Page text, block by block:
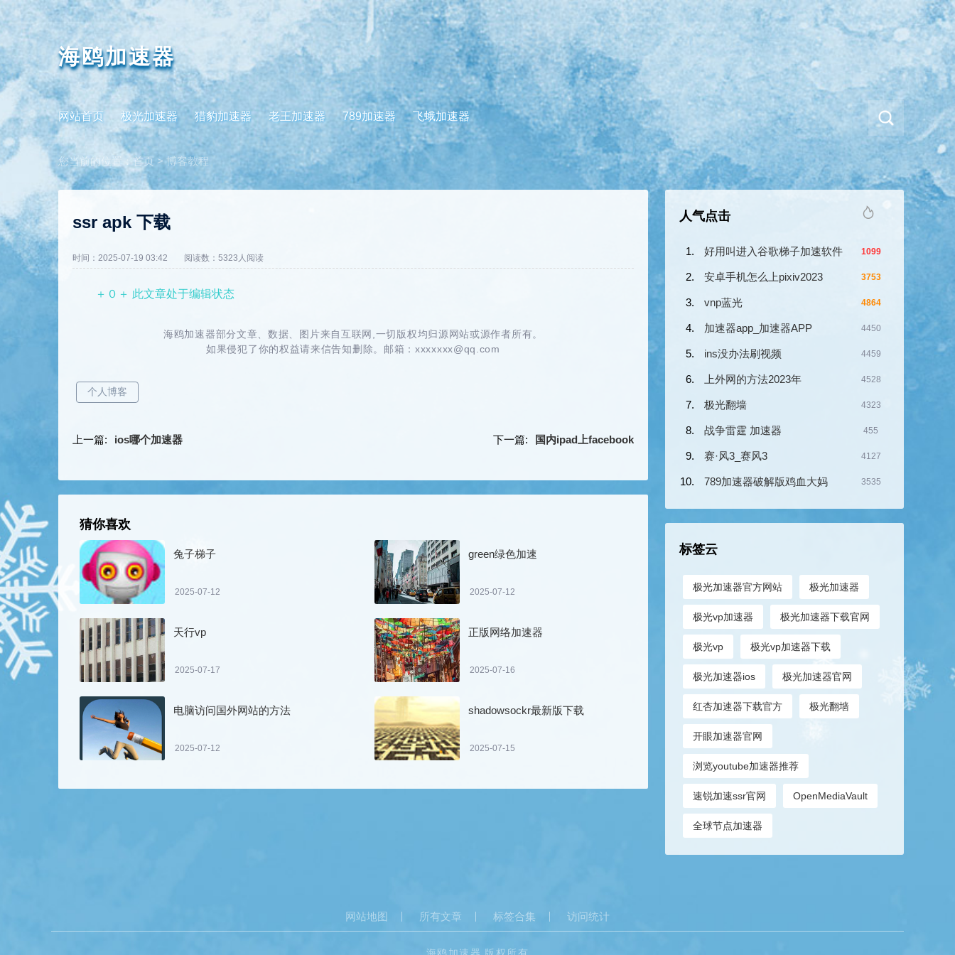
海鸥加速器
网站首页 极光加速器 猎豹加速器 老王加速器 789加速器 飞蛾加速器
您当前的位置： 首页 > 博客教程
ssr apk 下载
时间：2025-07-19 03:42 阅读数：5323人阅读
＋０＋ 此文章处于编辑状态
海鸥加速器部分文章、数据、图片来自互联网,一切版权均归源网站或源作者所有。
如果侵犯了你的权益请来信告知删除。邮箱：xxxxxxx@qq.com
个人博客
上一篇: ios哪个加速器 下一篇: 国内ipad上facebook
猜你喜欢
兔子梯子
2025-07-12
green绿色加速
2025-07-12
天行vp
2025-07-17
正版网络加速器
2025-07-16
电脑访问国外网站的方法
2025-07-12
shadowsockr最新版下载
2025-07-15
人气点击
好用叫进入谷歌梯子加速软件 1099
安卓手机怎么上pixiv2023 3753
vnp蓝光 4864
加速器app_加速器APP 4450
ins没办法刷视频 4459
上外网的方法2023年 4528
极光翻墙 4323
战争雷霆 加速器 455
赛·风3_赛风3 4127
789加速器破解版鸡血大妈 3535
标签云
极光加速器官方网站 极光加速器
极光vp加速器 极光加速器下载官网
极光vp 极光vp加速器下载
极光加速器ios 极光加速器官网
红杏加速器下载官方 极光翻墙
开眼加速器官网
浏览youtube加速器推荐
速锐加速ssr官网 OpenMediaVault
全球节点加速器
网站地图 所有文章 标签合集 访问统计